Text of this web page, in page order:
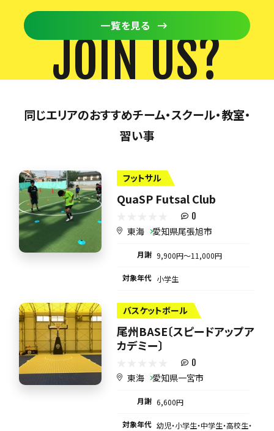
一覧を見る
JOIN US?
同じエリアのおすすめチーム・スクール・教室・
習い事
フットサル
QuaSP Futsal Club
0
東海 愛知県尾張旭市
月謝 9,900円〜11,000円
対象年代 小学生
バスケットボール
尾州BASE〔スピードアップア
カデミー〕
0
東海 愛知県一宮市
月謝 6,600円
対象年代 幼児・小学生・中学生・高校生・